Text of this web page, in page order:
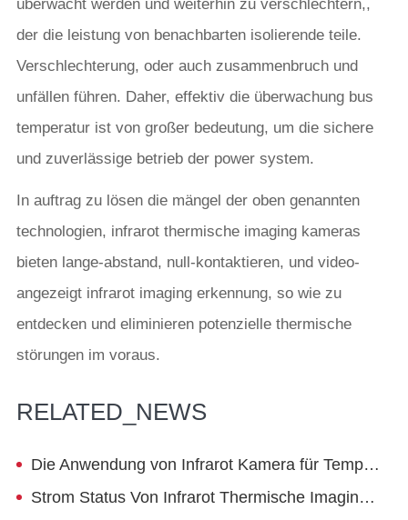
überwacht werden und weiterhin zu verschlechtern,,
der die leistung von benachbarten isolierende teile.
Verschlechterung, oder auch zusammenbruch und
unfällen führen. Daher, effektiv die überwachung bus
temperatur ist von großer bedeutung, um die sichere
und zuverlässige betrieb der power system.
In auftrag zu lösen die mängel der oben genannten
technologien, infrarot thermische imaging kameras
bieten lange-abstand, null-kontaktieren, und video-
angezeigt infrarot imaging erkennung, so wie zu
entdecken und eliminieren potenzielle thermische
störungen im voraus.
RELATED_NEWS
Die Anwendung von Infrarot Kamera für Temperatur Messung In die Forschung von Tumor Photothermischen Therapie
Strom Status Von Infrarot Thermische Imaging Erkennung Von Road Qualität